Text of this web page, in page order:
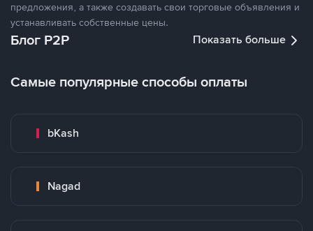
предложения, а также создавать свои торговые объявления и
устанавливать собственные цены.
Блог P2P Показать больше
Самые популярные способы оплаты
bKash
Nagad